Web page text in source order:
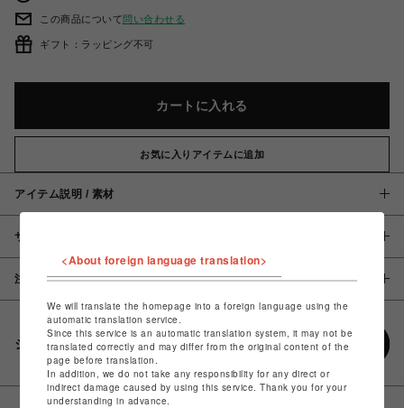
この商品について問い合わせる
ギフト：ラッピング不可
カートに入れる
お気に入りアイテムに追加
アイテム説明 / 素材
サイズ
注意事項
シェアする
<About foreign language translation>
We will translate the homepage into a foreign language using the
automatic translation service.
Since this service is an automatic translation system, it may not be
translated correctly and may differ from the original content of the
page before translation.
In addition, we do not take any responsibility for any direct or
indirect damage caused by using this service. Thank you for your
understanding in advance.